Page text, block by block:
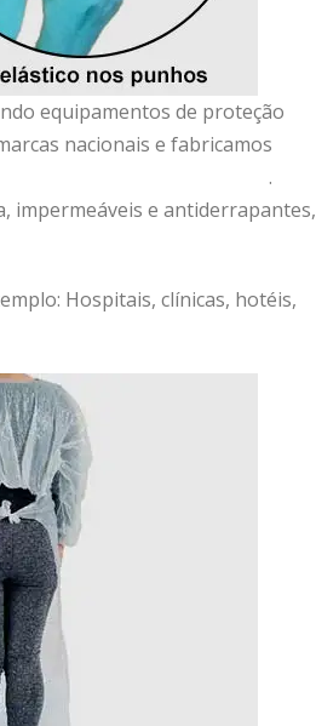
equipamentos de proteção
nacionais e fabricamos
.
impermeáveis e antiderrapantes,
Hospitais, clínicas, hotéis,